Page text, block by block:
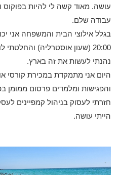
עבודה שלם.
בגלל אילוצי הבית והמשפחה אני
20:00 (שעון אוסטרליה)
נהנתי לעשות את זה בארץ.
היום אני מתמקדת במכירת קורסי
והפגישות ומלמדים פרסום ממומן
חזרתי לעסוק בניהול קמפיינים
הייתי עושה.